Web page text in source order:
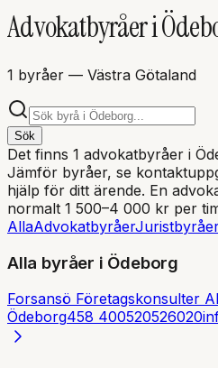
Advokatbyråer i
1 byråer — Västra Götaland
Sök
Det finns 1 advokatbyråer i
Jämför byråer, se
hjälp för ditt ärende. En
normalt 1 500–4 000 kr per
AllaAdvokatbyråer
Alla byråer i Ödeborg
Forsansö Företagskonsulter
Ödeborg458 400520526020